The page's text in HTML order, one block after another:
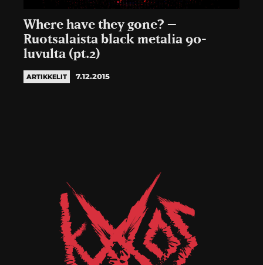
Where have they gone? –
Ruotsalaista black metalia 90-
luvulta (pt.2)
ARTIKKELIT 7.12.2015